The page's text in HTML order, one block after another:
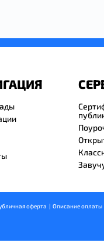
оферта
  |
Описание оплаты